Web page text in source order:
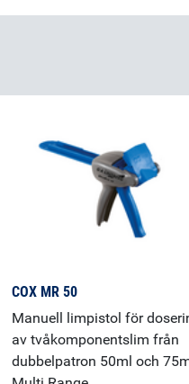
COX MR 50
Manuell limpistol för
av tvåkomponentslim från
dubbelpatron 50ml och